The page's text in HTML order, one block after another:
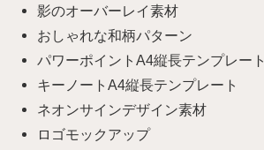
影のオーバーレイ素材
おしゃれな和柄パターン
パワーポイントA4縦長テンプレート
キーノートA4縦長テンプレート
ネオンサインデザイン素材
ロゴモックアップ